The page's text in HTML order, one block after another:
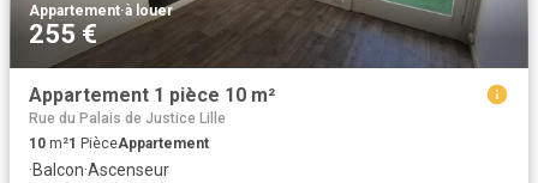
Appartement·à louer
255 €
Appartement 1 pièce 10 m²
Rue du Palais de Justice Lille
10 m²1 PièceAppartement
·Balcon·Ascenseur